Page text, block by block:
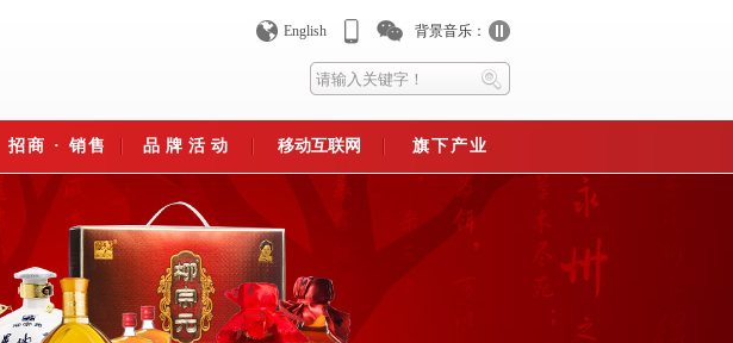
背景音乐：
English
招商 · 销售
销售平台
品牌活动 移动互联网 旗下产业
异蛇生态旅游文化产业园
异蛇养殖专业合作社
异蛇生物研究所